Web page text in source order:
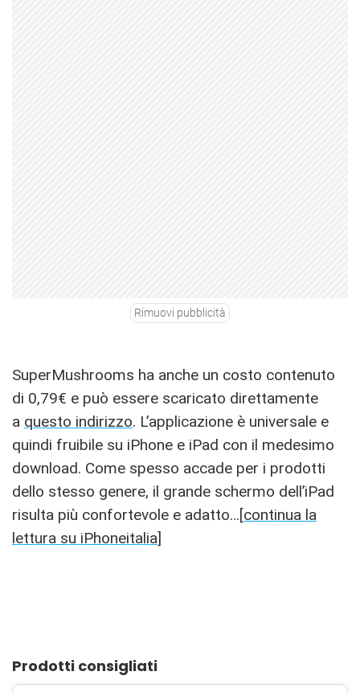
Rimuovi pubblicità
SuperMushrooms ha anche un costo contenuto
di 0,79€ e può essere scaricato direttamente
a questo indirizzo. L’applicazione è universale e
quindi fruibile su iPhone e iPad con il medesimo
download. Come spesso accade per i prodotti
dello stesso genere, il grande schermo dell’iPad
risulta più confortevole e adatto…[continua la
lettura su iPhoneitalia]
Prodotti consigliati